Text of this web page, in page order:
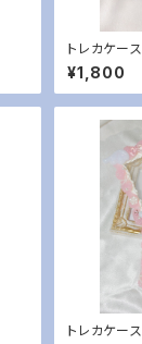
トレカケース
¥1,800
トレカケース